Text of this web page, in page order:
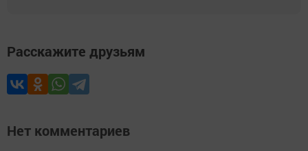
Расскажите друзьям
Нет комментариев